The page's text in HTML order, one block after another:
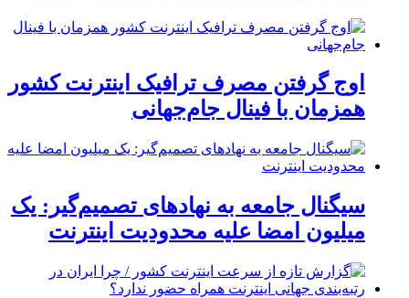
اوج گرفتن مصرف ترافیک اینترنت کشور
همزمان با فینال جام‌جهانی
سیگنال جامعه به نهادهای تصمیم‌گیر: یک
میلیون امضا علیه محدودیت اینترنت